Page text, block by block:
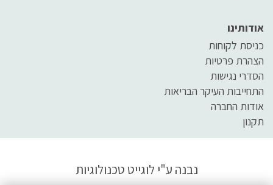
אודותינו
כניסת לקוחות
הצהרת פרטיות
הסדרי נגישות
התחייבות העיקר הבריאות
אודות החברה
תקנון
נבנה ע"י לוגייט טכנולוגיות